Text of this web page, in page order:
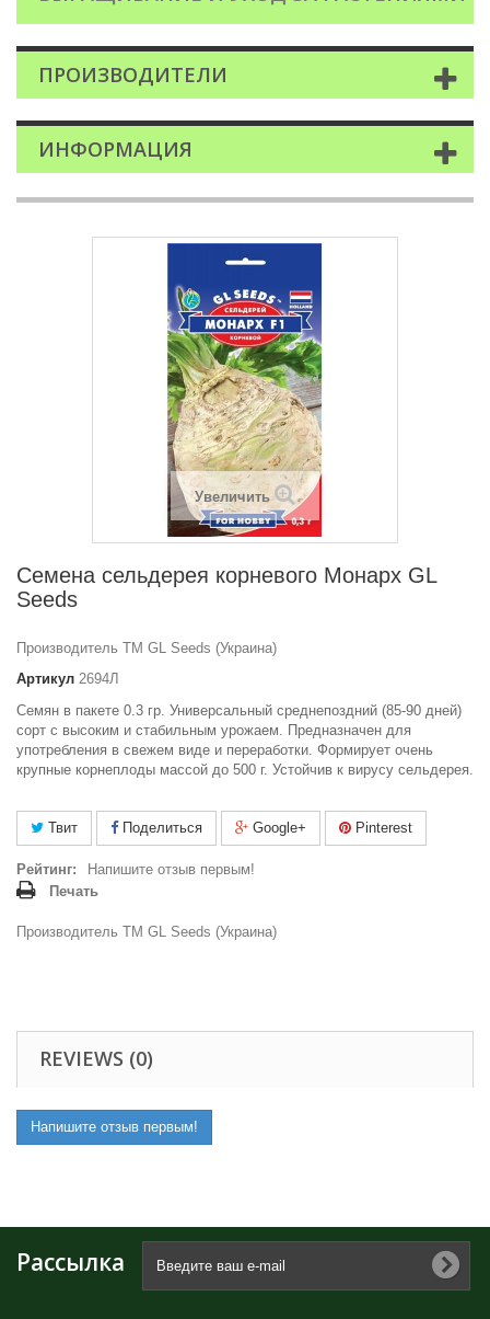
ПРОИЗВОДИТЕЛИ
ИНФОРМАЦИЯ
Увеличить
Семена сельдерея корневого Монарх GL
Seeds
Производитель ТМ GL Seeds (Украина)
Артикул 2694Л
Семян в пакете 0.3 гр. Универсальный среднепоздний (85-90 дней)
сорт с высоким и стабильным урожаем. Предназначен для
употребления в свежем виде и переработки. Формирует очень
крупные корнеплоды массой до 500 г. Устойчив к вирусу сельдерея.
Твит Поделиться Google+ Pinterest
Рейтинг:
Напишите отзыв первым!
Печать
Производитель ТМ GL Seeds (Украина)
REVIEWS (0)
Напишите отзыв первым!
Рассылка